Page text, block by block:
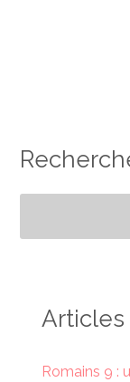
Romains 9 :